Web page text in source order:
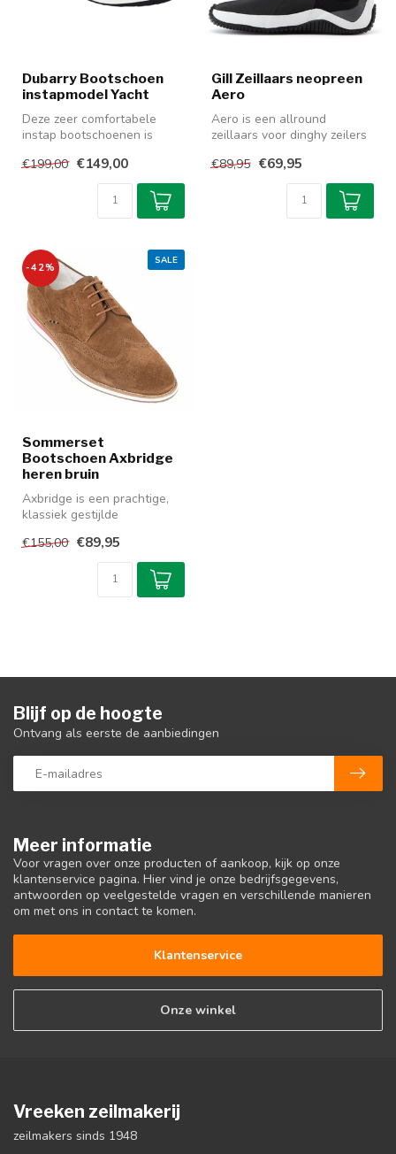
Dubarry Bootschoen
instapmodel Yacht
Deze zeer comfortabele
instap bootschoenen is
Dit h...
€199,00 €149,00
Gill Zeillaars neopreen
Aero
Aero is een allround
zeillaars voor dinghy zeilers
€89,95 €69,95
SALE
-42%
Sommerset
Bootschoen Axbridge
heren bruin
Axbridge is een prachtige,
klassiek gestijlde
boord als...
€155,00 €89,95
Meer informatie
Voor vragen over onze producten of aankoop, kijk op onze
klantenservice pagina. Hier vind je onze bedrijfsgegevens,
antwoorden op veelgestelde vragen en verschillende manieren
om met ons in contact te komen.
Klantenservice
Onze winkel
Blijf op de hoogte
Ontvang als eerste de aanbiedingen
Vreeken zeilmakerij
zeilmakers sinds 1948